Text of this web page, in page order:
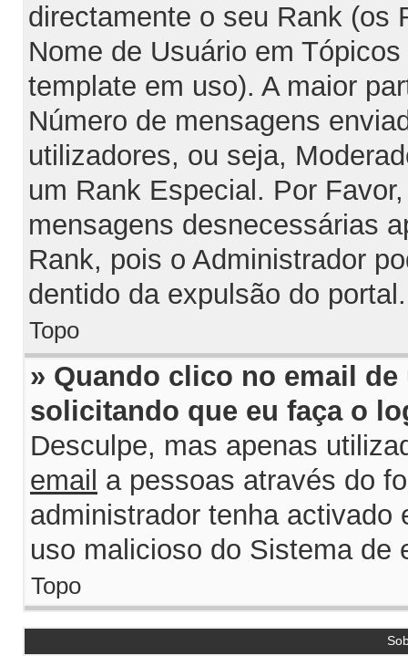
directamente o seu Rank (os
Nome de Usuário em
template em uso). A maior
Número de mensagens
utilizadores, ou seja,
um Rank Especial. Por
mensagens desnecessárias
Rank, pois o Administrador
dentido da expulsão do portal.
Topo
» Quando clico no email
solicitando que eu faça o
Desculpe, mas apenas
email a pessoas através do
administrador tenha
uso malicioso do Sistema de
Topo